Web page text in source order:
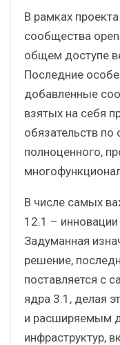
В рамках
сообщества
общем доступе
Последние
добавленные
взятых на себя
обязательств
полноценного,
В числе самых
12.1 –
Задуманная
решение,
поставляется с
ядра 3.1, делая
и расширяемым
инфраструктур,